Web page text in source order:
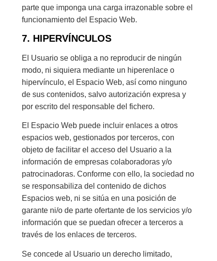
parte que imponga una carga irrazonable sobre el
funcionamiento del Espacio Web.
7. HIPERVÍNCULOS
El Usuario se obliga a no reproducir de ningún
modo, ni siquiera mediante un hiperenlace o
hipervínculo, el Espacio Web, así como ninguno
de sus contenidos, salvo autorización expresa y
por escrito del responsable del fichero.
El Espacio Web puede incluir enlaces a otros
espacios web, gestionados por terceros, con
objeto de facilitar el acceso del Usuario a la
información de empresas colaboradoras y/o
patrocinadoras. Conforme con ello, la sociedad no
se responsabiliza del contenido de dichos
Espacios web, ni se sitúa en una posición de
garante ni/o de parte ofertante de los servicios y/o
información que se puedan ofrecer a terceros a
través de los enlaces de terceros.
Se concede al Usuario un derecho limitado,